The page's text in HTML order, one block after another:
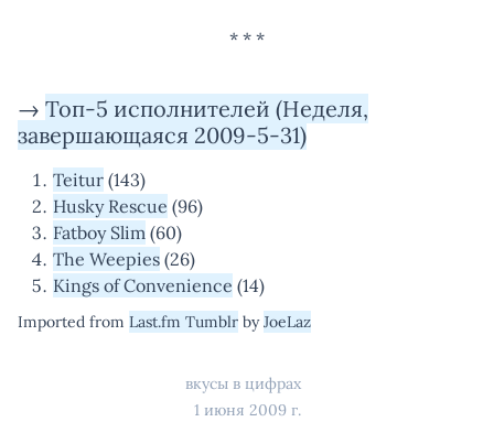
→ Топ-5 исполнителей (Неделя,
завершающаяся 2009-5-31)
Teitur (143)
Husky Rescue (96)
Fatboy Slim (60)
The Weepies (26)
Kings of Convenience (14)
Imported from Last.fm Tumblr byJoeLaz
вкусы в цифрах
1 июня 2009 г.